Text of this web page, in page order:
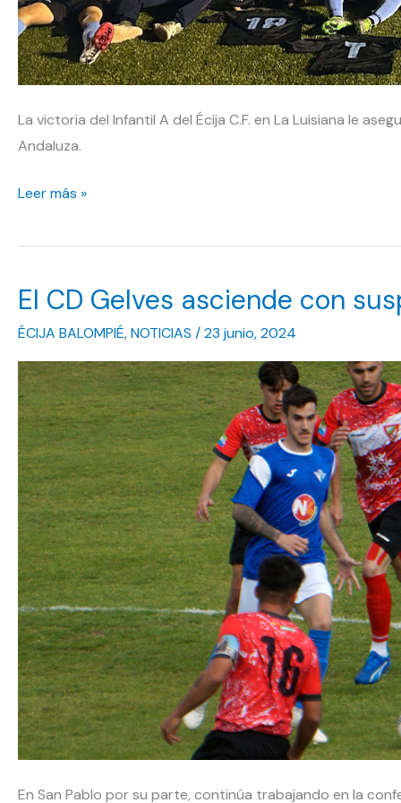
La victoria del Infantil A del Écija C.F. en La Luisiana le
Andaluza.
¡Campeones,
Leer más »
El CD Gelves asciende con
ÉCIJA BALOMPIÉ,NOTICIAS /23 junio, 2024
En San Pablo por su parte, continúa trabajando en la